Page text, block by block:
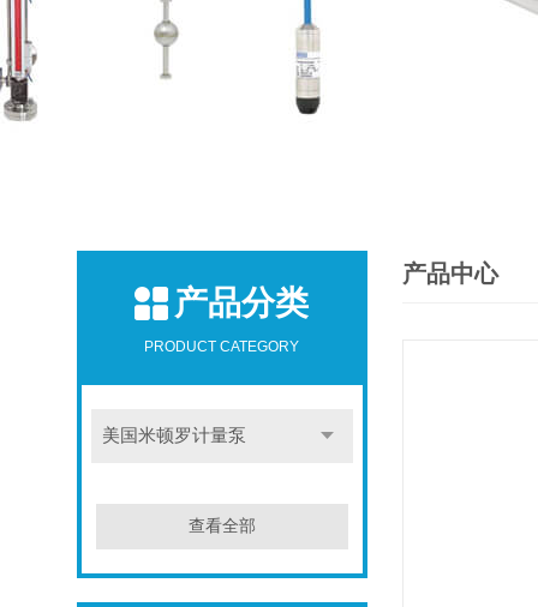
产品分类
PRODUCT CATEGORY
美国米顿罗计量泵
查看全部
产品中心